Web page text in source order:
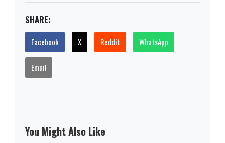
SHARE:
Facebook X Reddit WhatsApp
Email
You Might Also Like